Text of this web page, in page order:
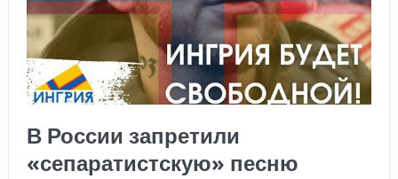
В России запретили
«сепаратистскую» песню